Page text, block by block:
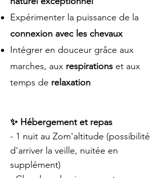
Expérimenter la puissance de la
connexion avec les chevaux
Intégrer en douceur grâce aux
marches, aux respirations et aux
temps de relaxation
✨ Hébergement et repas
- 1 nuit au Zom'altitude (possibilité
d'arriver la veille, nuitée en
supplément)